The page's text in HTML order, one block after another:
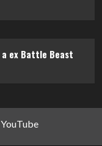
a ex Battle Beast
YouTube